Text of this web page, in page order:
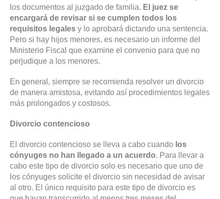
los documentos al juzgado de familia. El juez se
encargará de revisar si se cumplen todos los
requisitos legales y lo aprobará dictando una sentencia.
Pero si hay hijos menores, es necesario un informe del
Ministerio Fiscal que examine el convenio para que no
perjudique a los menores.
En general, siempre se recomienda resolver un divorcio
de manera amistosa, evitando así procedimientos legales
más prolongados y costosos.
Divorcio contencioso
El divorcio contencioso se lleva a cabo cuando los
cónyuges no han llegado a un acuerdo. Para llevar a
cabo este tipo de divorcio solo es necesario que uno de
los cónyuges solicite el divorcio sin necesidad de avisar
al otro. El único requisito para este tipo de divorcio es